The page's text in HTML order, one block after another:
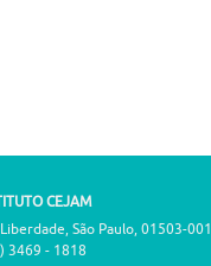
CEJAM
São Paulo, 01503-001
3469 - 1818